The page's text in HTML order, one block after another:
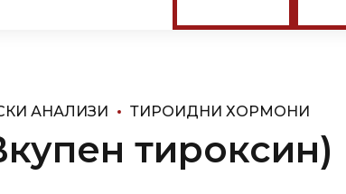
АНАЛИЗИ ТИРОИДНИ ХОРМОНИ
тироксин)